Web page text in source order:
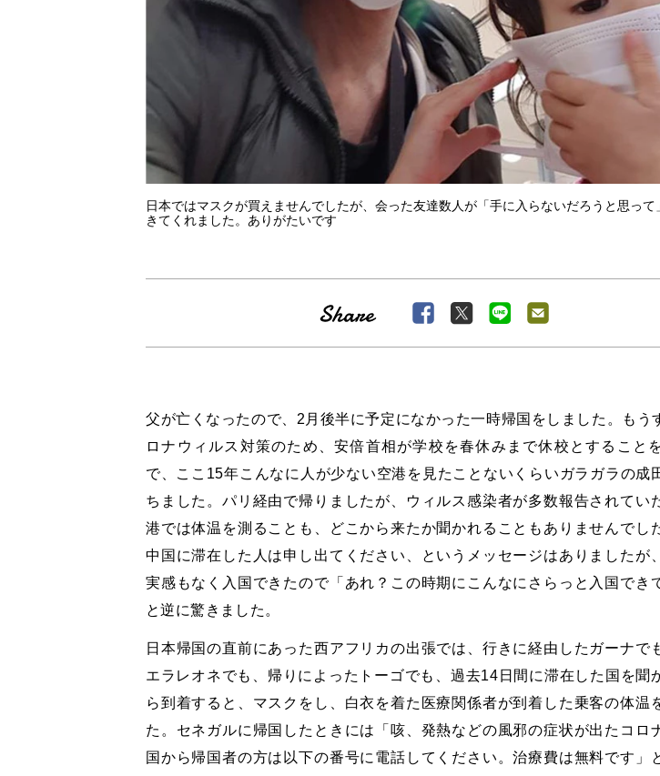
日本ではマスクが買えませんでしたが、会った友達数人が「手に入らないだろうと思って
きてくれました。ありがたいです
父が亡くなったので、 2 月後半に予定になかった一時帰国をしました。もう
ロナウィルス対策のため、安倍首相が学校を春休みまで休校とすること
で、ここ 15年こんなに人が少ない空港を見たことないくらいガラガラの成
ちました。パリ経由で帰りましたが、ウィルス感染者が多数報告されてい
港では体温を測ることも、どこから来たか聞かれることもありませんでし
中国に滞在した人は申し出てください、というメッセージはありましたが
実感もなく入国できたので「あれ？この時期にこんなにさらっと入国でき
と逆に驚きました。
日本帰国の直前にあった西アフリカの出張では、行きに経由したガーナで
エラレオネでも、帰りによったトーゴでも、過去14 日間に滞在した国を聞
ら到着すると、マスクをし、白衣を着た医療関係者が到着した乗客の体温
た。セネガルに帰国したときには「咳、発熱などの風邪の症状が出たコロ
国から帰国者の方は以下の番号に電話してください。治療費は無料です」